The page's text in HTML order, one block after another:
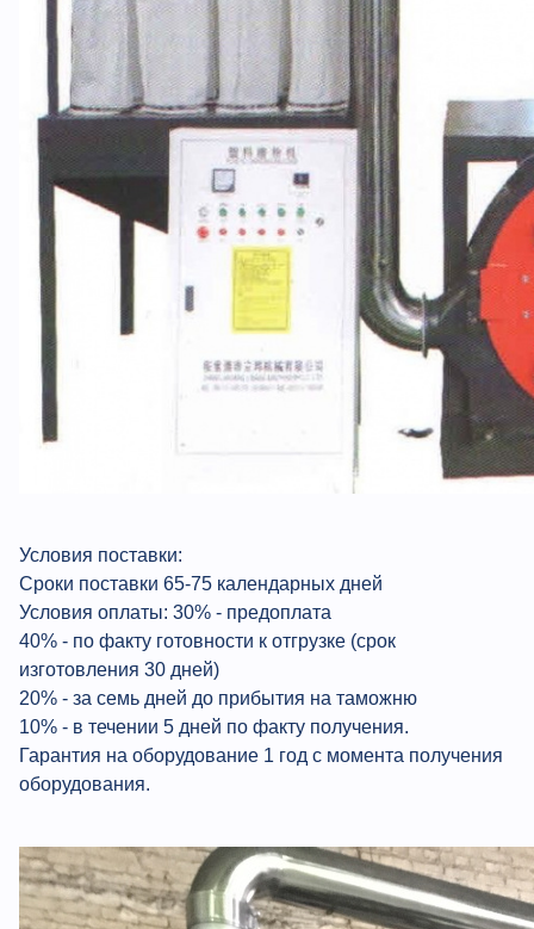
Условия поставки:
Сроки поставки 65-75 календарных дней
Условия оплаты: 30% - предоплата
40% - по факту готовности к отгрузке (срок
изготовления 30 дней)
20% - за семь дней до прибытия на таможню
10% - в течении 5 дней по факту получения.
Гарантия на оборудование 1 год с момента получения
оборудования.